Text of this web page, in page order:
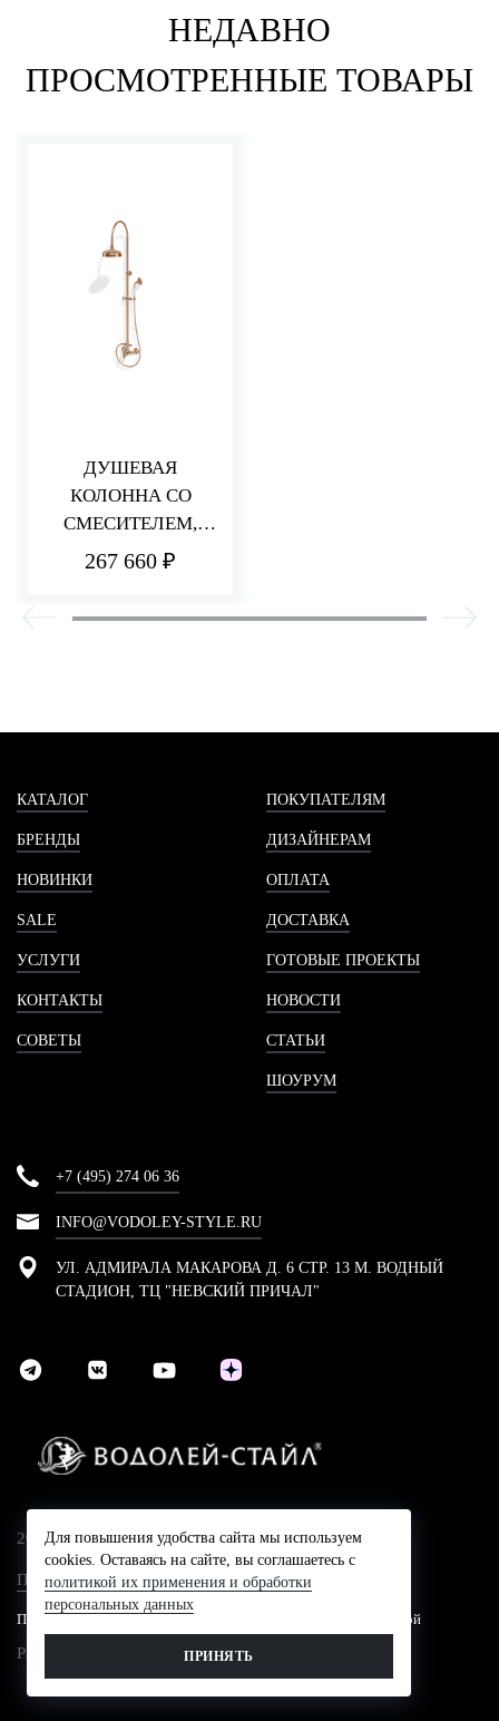
НЕДАВНО
ПРОСМОТРЕННЫЕ ТОВАРЫ
ДУШЕВАЯ
КОЛОННА СО
СМЕСИТЕЛЕМ,
РУЧНЫМ И
267 660 ₽
КАТАЛОГ
БРЕНДЫ
НОВИНКИ
SALE
УСЛУГИ
КОНТАКТЫ
СОВЕТЫ
ПОКУПАТЕЛЯМ
ДИЗАЙНЕРАМ
ОПЛАТА
ДОСТАВКА
ГОТОВЫЕ ПРОЕКТЫ
НОВОСТИ
СТАТЬИ
ШОУРУМ
+7 (495) 274 06 36
INFO@VODOLEY-STYLE.RU
УЛ. АДМИРАЛА МАКАРОВА Д. 6 СТР. 13 М. ВОДНЫЙ
СТАДИОН, ТЦ "НЕВСКИЙ ПРИЧАЛ"
2024 © Компания Водолей-Cтайл
Политика конфидециальности
Представленные на сайте цены не являются публичной офертой
Разработано в
Для повышения удобства сайта мы используем
cookies. Оставаясь на сайте, вы соглашаетесь с
политикой их применения и обработки
персональных данных
ПРИНЯТЬ